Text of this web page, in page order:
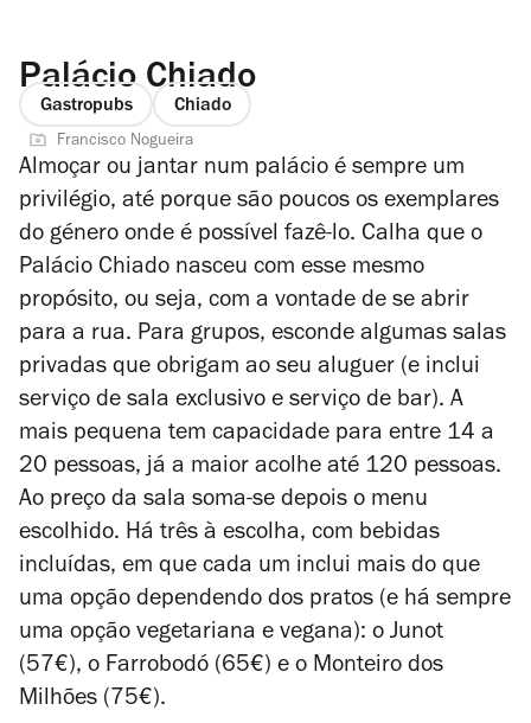
Palácio Chiado
Gastropubs Chiado
Francisco Nogueira
Almoçar ou jantar num palácio é sempre um
privilégio, até porque são poucos os exemplares
do género onde é possível fazê-lo. Calha que o
Palácio Chiado nasceu com esse mesmo
propósito, ou seja, com a vontade de se abrir
para a rua. Para grupos, esconde algumas salas
privadas que obrigam ao seu aluguer (e inclui
serviço de sala exclusivo e serviço de bar). A
mais pequena tem capacidade para entre 14 a
20 pessoas, já a maior acolhe até 120 pessoas.
Ao preço da sala soma-se depois o menu
escolhido. Há três à escolha, com bebidas
incluídas, em que cada um inclui mais do que
uma opção dependendo dos pratos (e há sempre
uma opção vegetariana e vegana): o Junot
(57€), o Farrobodó (65€) e o Monteiro dos
Milhões (75€).